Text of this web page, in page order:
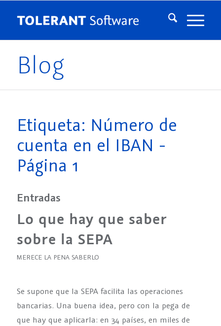
Blog
Etiqueta: Número de
cuenta en el IBAN -
Página 1
Entradas
Lo que hay que saber
sobre la SEPA
MERECE LA PENA SABERLO
Se supone que la SEPA facilita las operaciones
bancarias. Una buena idea, pero con la pega de
que hay que aplicarla: en 34 países, en miles de